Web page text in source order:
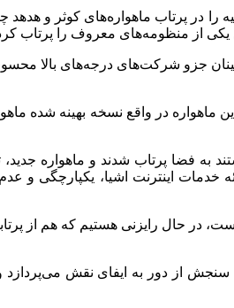
را در پرتاب ماهواره‌های کوثر و
یکی از منظومه‌های معروف را پرتاب
جزو شرکت‌های درجه‌های بالا
به فضا پرتاب شدند و ماهواره
خدمات اینترنت اشیا، یکپارچگی
در حال رایزنی هستیم که هم از